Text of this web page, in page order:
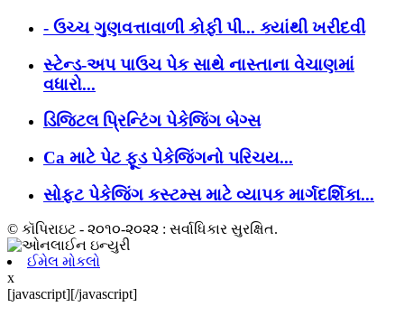
- ઉચ્ચ ગુણવત્તાવાળી કોફી પી... ક્યાંથી ખરીદવી
સ્ટેન્ડ-અપ પાઉચ પેક સાથે નાસ્તાના વેચાણમાં
વધારો...
ડિજિટલ પ્રિન્ટિંગ પેકેજિંગ બેગ્સ
Ca માટે પેટ ફૂડ પેકેજિંગનો પરિચય...
સોફ્ટ પેકેજિંગ કસ્ટમ્સ માટે વ્યાપક માર્ગદર્શિકા...
© કૉપિરાઇટ - ૨૦૧૦-૨૦૨૨ : સર્વાધિકાર સુરક્ષિત.
ઈમેલ મોકલો
x
[javascript][/javascript]